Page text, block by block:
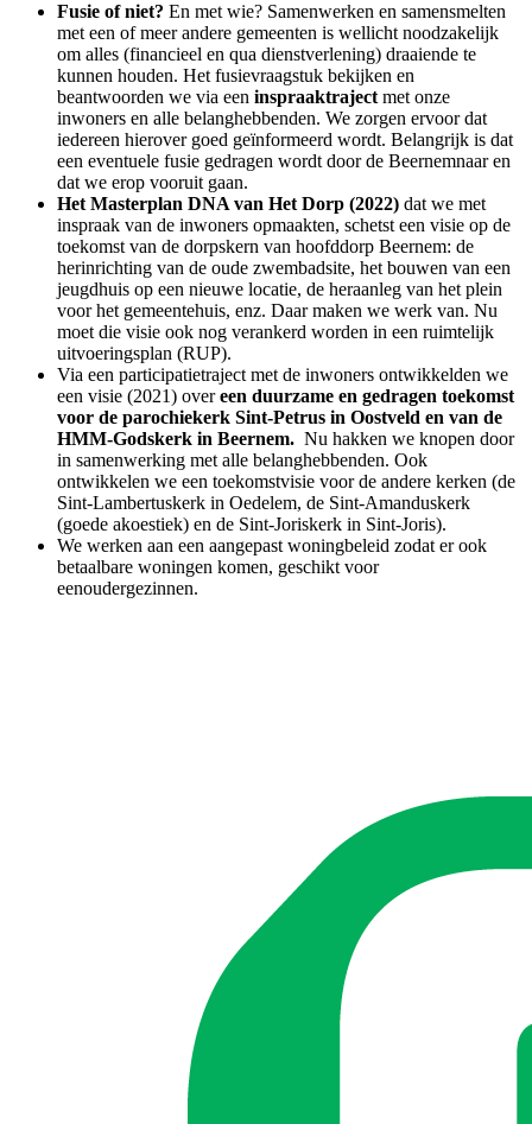
Fusie of niet? En met wie? Samenwerken en samensmelten
met een of meer andere gemeenten is wellicht noodzakelijk
om alles (financieel en qua dienstverlening) draaiende te
kunnen houden. Het fusievraagstuk bekijken en
beantwoorden we via een inspraaktrajectmet onze
inwoners en alle belanghebbenden. We zorgen ervoor dat
iedereen hierover goed geïnformeerd wordt. Belangrijk is dat
een eventuele fusie gedragen wordt door de Beernemnaar en
dat we erop vooruit gaan.
Het Masterplan DNA van Het Dorp (2022) dat we met
inspraak van de inwoners opmaakten, schetst een visie op de
toekomst van de dorpskern van hoofddorp Beernem: de
herinrichting van de oude zwembadsite, het bouwen van een
jeugdhuis op een nieuwe locatie, de heraanleg van het plein
voor het gemeentehuis, enz. Daar maken we werk van. Nu
moet die visie ook nog verankerd worden in een ruimtelijk
uitvoeringsplan (RUP).
Via een participatietraject met de inwoners ontwikkelden we
een visie (2021) overeen duurzame en gedragen toekomst
voor de parochiekerk Sint-Petrus in Oostveld en van de
HMM-Godskerk in Beernem. Nu hakken we knopen door
in samenwerking met alle belanghebbenden. Ook
ontwikkelen we een toekomstvisie voor de andere kerken (de
Sint-Lambertuskerk in Oedelem, de Sint-Amanduskerk
(goede akoestiek) en de Sint-Joriskerk in Sint-Joris).
We werken aan een aangepast woningbeleid zodat er ook
betaalbare woningen komen, geschikt voor
eenoudergezinnen.